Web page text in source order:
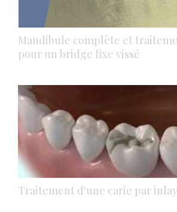
Mandibule complète et
pour un bridge fixe vissé
Traitement d'une carie par